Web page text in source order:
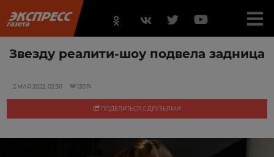
Звезду реалити-шоу подвела задница
2 МАЯ 2022, 02:30 13074
ПОДЕЛИТЬСЯ С ДРУЗЬЯМИ